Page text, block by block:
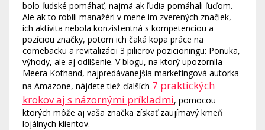
bolo ľudské pomáhať, najmä ak ľudia pomáhali ľuďom.
Ale ak to robili manažéri v mene im zverených značiek,
ich aktivita nebola konzistentná s kompetenciou a
pozíciou značky, potom ich čaká kopa práce na
comebacku a revitalizácii 3 pilierov pozicioningu: Ponuka,
výhody, ale aj odlíšenie. V blogu, na ktorý upozornila
Meera Kothand, najpredávanejšia marketingová autorka
na Amazone, nájdete tiež ďalších 7 praktických
krokov aj s názornými príkladmi, pomocou
ktorých môže aj vaša značka získať zaujímavý kmeň
lojálnych klientov.